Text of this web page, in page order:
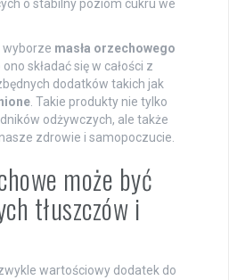
o stabilny poziom cukru we
wyborze masła orzechowego
składać się w całości z
dodatków takich jak
. Takie produkty nie tylko
odżywczych, ale także
zdrowie i samopoczucie.
może być
tłuszczów i
wartościowy dodatek do